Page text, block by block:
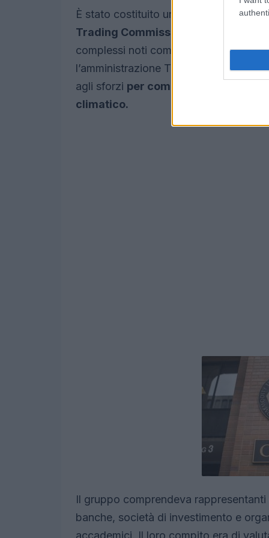
È stato costituito un sottocomitato lo
Trading Commission
complessi noti come derivati. Questo
l’amministrazione Trump, che ha
agli sforzi per combattere o
climatico.
Il gruppo comprendeva
banche, società di investimento e